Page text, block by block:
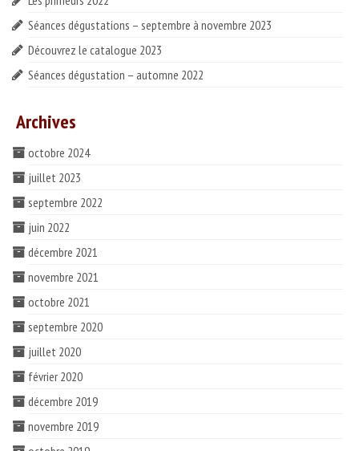
Notre offre
Catalogue des vins HT
Séances dégustations – septembre à novembre 2023
Découvrez le catalogue 2023
Séances dégustation – automne 2022
Archives
octobre 2024
juillet 2023
septembre 2022
juin 2022
décembre 2021
novembre 2021
octobre 2021
septembre 2020
juillet 2020
février 2020
décembre 2019
novembre 2019